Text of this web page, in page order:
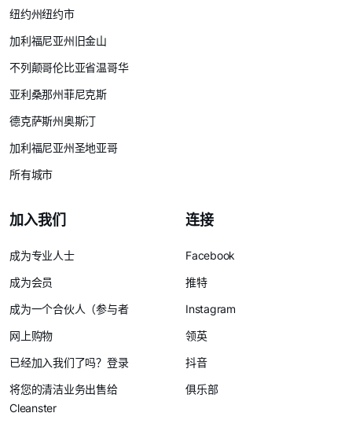
纽约州纽约市
加利福尼亚州旧金山
不列颠哥伦比亚省温哥华
亚利桑那州菲尼克斯
德克萨斯州奥斯汀
加利福尼亚州圣地亚哥
所有城市
加入我们
成为专业人士
成为会员
成为一个合伙人（参与者
网上购物
已经加入我们了吗？登录
将您的清洁业务出售给
Cleanster
连接
Facebook
推特
Instagram
领英
抖音
俱乐部